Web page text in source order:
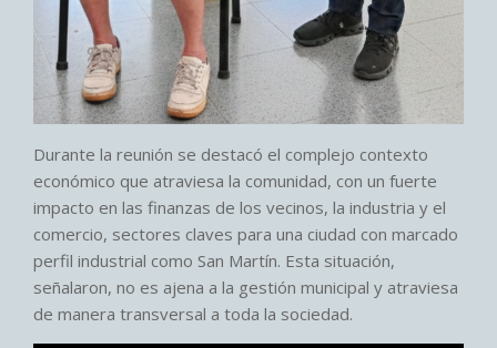
Durante la reunión se destacó el complejo contexto
económico que atraviesa la comunidad, con un fuerte
impacto en las finanzas de los vecinos, la industria y el
comercio, sectores claves para una ciudad con marcado
perfil industrial como San Martín. Esta situación,
señalaron, no es ajena a la gestión municipal y atraviesa
de manera transversal a toda la sociedad.